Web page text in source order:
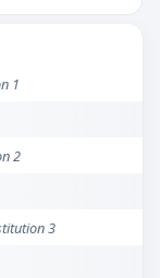
1
2
3